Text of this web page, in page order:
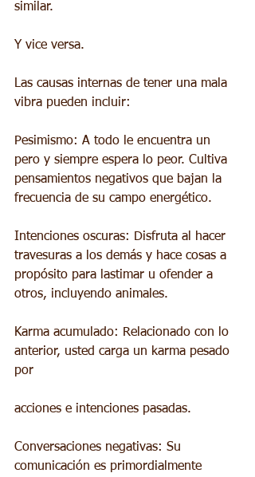
similar.
Y vice versa.
Las causas internas de tener una mala
vibra pueden incluir:
Pesimismo: A todo le encuentra un
pero y siempre espera lo peor. Cultiva
pensamientos negativos que bajan la
frecuencia de su campo energético.
Intenciones oscuras: Disfruta al hacer
travesuras a los demás y hace cosas a
propósito para lastimar u ofender a
otros, incluyendo animales.
Karma acumulado: Relacionado con lo
anterior, usted carga un karma pesado
por
acciones e intenciones pasadas.
Conversaciones negativas: Su
comunicación es primordialmente